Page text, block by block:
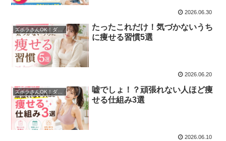
2026.06.30
ズボラさんOK！ダイエット関連
たったこれだけ！気づかないうち
に痩せる習慣5選
2026.06.20
ズボラさんOK！ダイエット関連
嘘でしょ！？頑張れない人ほど痩
せる仕組み3選
2026.06.10